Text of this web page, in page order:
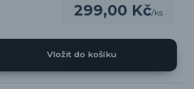
299,00 Kč/ks
Vložit do košíku